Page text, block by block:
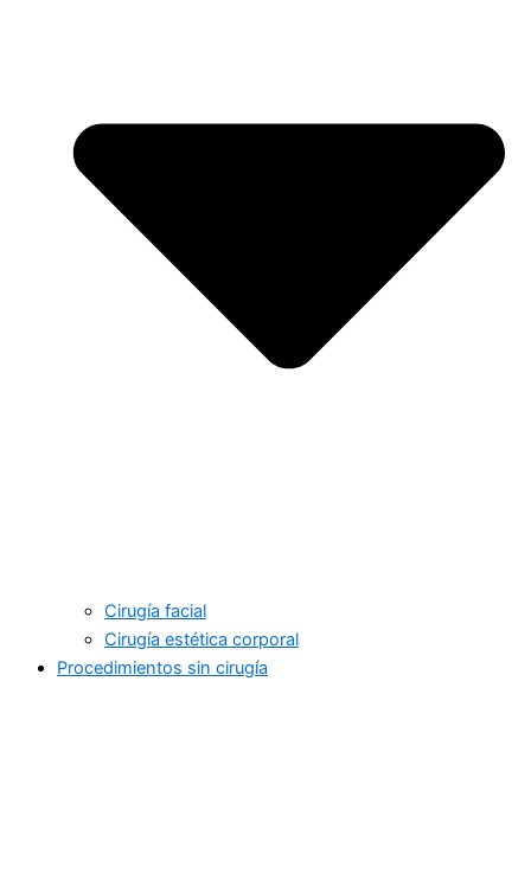
Cirugía facial
Cirugía estética corporal
Procedimientos sin cirugía